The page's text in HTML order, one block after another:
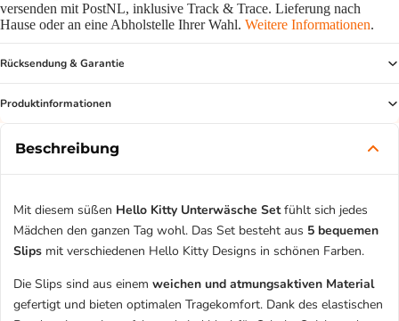
versenden mit PostNL, inklusive Track & Trace. Lieferung nach
Hause oder an eine Abholstelle Ihrer Wahl. Weitere Informationen.
Rücksendung & Garantie
Produktinformationen
Beschreibung
Mit diesem süßen Hello Kitty Unterwäsche Setfühlt sich jedes
Mädchen den ganzen Tag wohl. Das Set besteht aus 5 bequemen
Slips mit verschiedenen Hello Kitty Designs in schönen Farben.
Die Slips sind aus einem weichen und atmungsaktiven Material
gefertigt und bieten optimalen Tragekomfort. Dank des elastischen